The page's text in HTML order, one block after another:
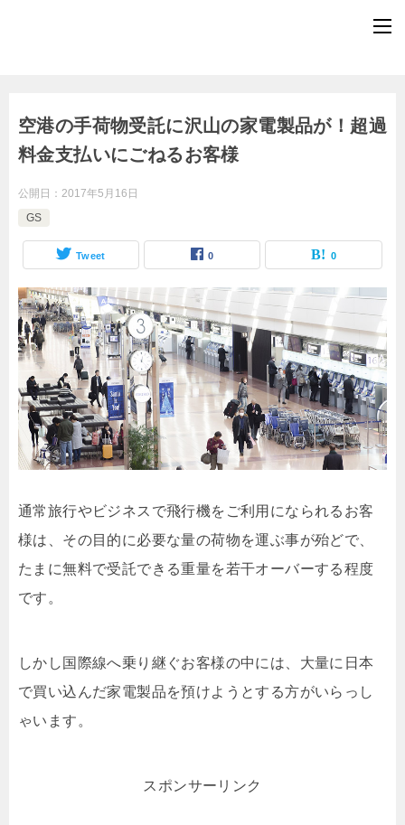
空港の手荷物受託に沢山の家電製品が！超過
料金支払いにごねるお客様
公開日： 2017年5月16日
GS
Tweet 0 0
通常旅行やビジネスで飛行機をご利用になられるお客
様は、その目的に必要な量の荷物を運ぶ事が殆どで、
たまに無料で受託できる重量を若干オーバーする程度
です。
しかし国際線へ乗り継ぐお客様の中には、大量に日本
で買い込んだ家電製品を預けようとする方がいらっし
ゃいます。
スポンサーリンク